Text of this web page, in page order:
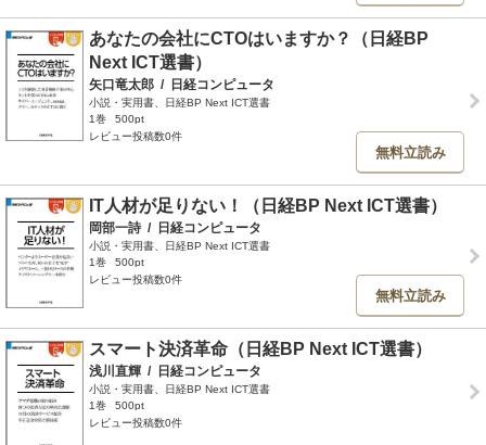
あなたの会社にCTOはいますか？（日経BP
Next ICT選書）
矢口竜太郎 / 日経コンピュータ
小説・実用書、日経BP Next ICT選書
1巻
500pt
レビュー投稿数0件
無料立読み
IT人材が足りない！（日経BP Next ICT選書）
岡部一詩 / 日経コンピュータ
小説・実用書、日経BP Next ICT選書
1巻
500pt
レビュー投稿数0件
無料立読み
スマート決済革命（日経BP Next ICT選書）
浅川直輝 / 日経コンピュータ
小説・実用書、日経BP Next ICT選書
1巻
500pt
レビュー投稿数0件